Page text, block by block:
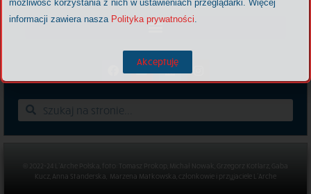
© 2022-24 L’Arche Polska, foto: Tomasz Prokop, Michał Nowak, Grzegorz Kotlarz, Gaba
Kucz, Anna Standerska, Marzena Matkowska, członkowie i przyjaciele L’Arche
możliwość korzystania z nich w ustawieniach przeglądarki. Więcej
informacji zawiera nasza Polityka prywatności.
Akceptuję